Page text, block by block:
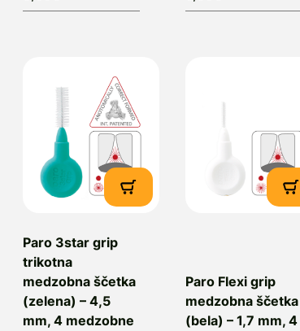
Paro 3star grip
trikotna
medzobna ščetka
(zelena) – 4,5
mm, 4 medzobne
Paro Flexi grip
medzobna ščetka
(bela) – 1,7 mm, 4